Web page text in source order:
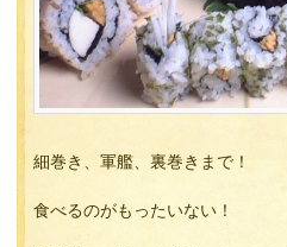
細巻き、軍艦、裏巻きまで！
食べるのがもったいない！